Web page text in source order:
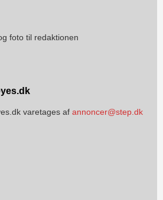
foto til redaktionen
varetages af annoncer@step.dk